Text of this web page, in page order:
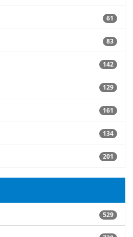
61
83
142
129
161
134
201
529